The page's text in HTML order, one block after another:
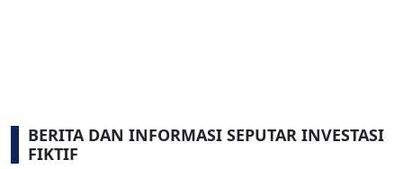
BERITA DAN INFORMASI SEPUTAR INVESTASI
FIKTIF